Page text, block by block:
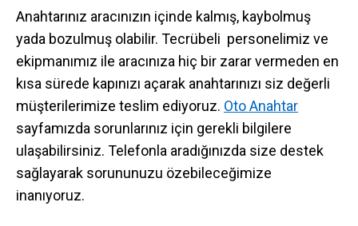
Anahtarınız aracınızın içinde kalmış, kaybolmuş
yada bozulmuş olabilir. Tecrübeli personelimiz ve
ekipmanımız ile aracınıza hiç bir zarar vermeden en
kısa sürede kapınızı açarak anahtarınızı siz değerli
müşterilerimize teslim ediyoruz. Oto Anahtar
sayfamızda sorunlarınız için gerekli bilgilere
ulaşabilirsiniz. Telefonla aradığınızda size destek
sağlayarak sorununuzu özebileceğimize
inanıyoruz.